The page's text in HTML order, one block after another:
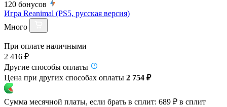
120 бонусов
Игра Reanimal (PS5, русская версия)
Много
При оплате наличными
2 416 ₽
Другие способы оплаты
Цена при других способах оплаты 2 754 ₽
Сумма месячной платы, если брать в сплит: 689 ₽ в сплит